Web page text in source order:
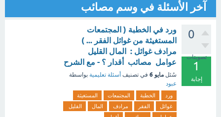
آخر الأسئلة في وسم مصائب
0
تصويتات
1
إجابة
ورد في الخطبة ( المجتمعات
المستغيثة من غوائل الفقر ... )
مرادف غوائل : المال القليل
عوامل مصائب أقدار ؟ - مع الشرح
سُئل مايو 6 في تصنيف أسئلة تعليمية بواسطة
عبود
ورد الخطبة المجتمعات
المستغيثة
غوائل
الفقر مرادف المال
القليل